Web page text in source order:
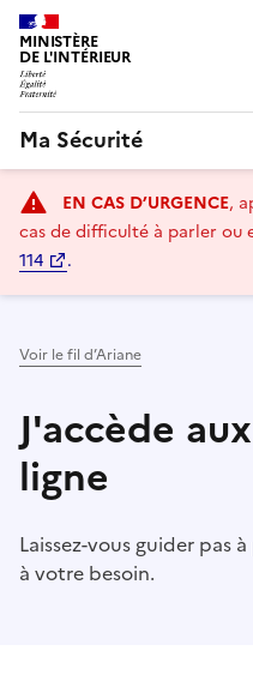
MINISTÈRE
DE L'INTÉRIEUR
Ma Sécurité
principaleEN CAS D’URGENCE,
cas de difficulté à parler ou
114
.
Voir le fil d’Ariane
J'accède
ligne
Laissez-vous guider pas
à votre besoin.